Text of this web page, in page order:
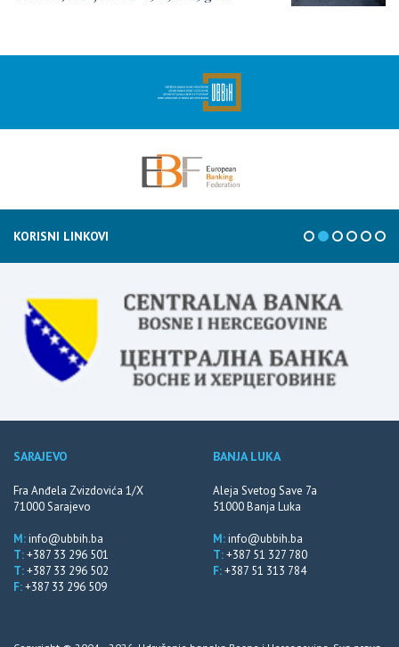
KORISNI LINKOVI
SARAJEVO
Fra Anđela Zvizdovića 1/X
71000 Sarajevo
M:info@ubbih.ba
T:+387 33 296 501
T:+387 33 296 502
F:+387 33 296 509
BANJA LUKA
Aleja Svetog Save 7a
51000 Banja Luka
M:info@ubbih.ba
T:+387 51 327 780
F:+387 51 313 784